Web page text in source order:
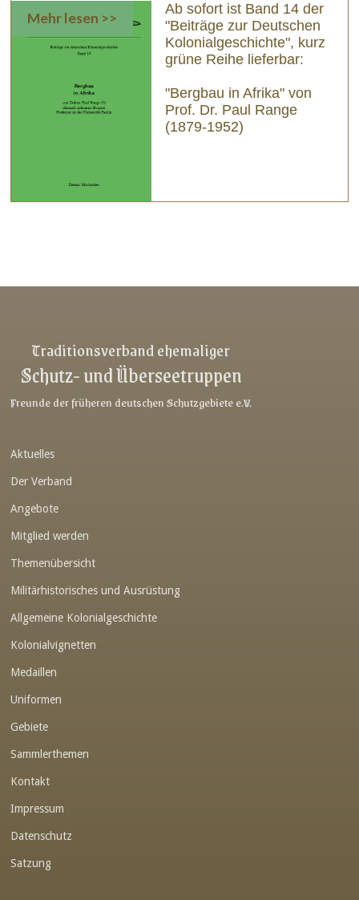
Mehr lesen >>
Ab sofort ist Band 14 der
"Beiträge zur Deutschen
Kolonialgeschichte", kurz
grüne Reihe lieferbar:
"Bergbau in Afrika" von
Prof. Dr. Paul Range
(1879-1952)
Traditionsverband ehemaliger
Schutz- und Überseetruppen
Freunde der früheren deutschen Schutzgebiete e.V.
Aktuelles
Der Verband
Angebote
Mitglied werden
Themenübersicht
Militärhistorisches und Ausrüstung
Allgemeine Kolonialgeschichte
Kolonialvignetten
Medaillen
Uniformen
Gebiete
Sammlerthemen
Kontakt
Impressum
Datenschutz
Satzung